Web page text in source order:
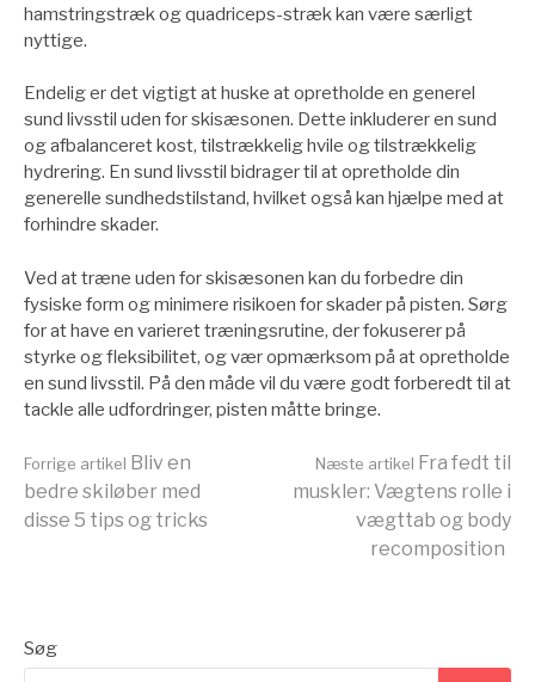
hamstringstræk og quadriceps-stræk kan være særligt
nyttige.
Endelig er det vigtigt at huske at opretholde en generel
sund livsstil uden for skisæsonen. Dette inkluderer en sund
og afbalanceret kost, tilstrækkelig hvile og tilstrækkelig
hydrering. En sund livsstil bidrager til at opretholde din
generelle sundhedstilstand, hvilket også kan hjælpe med at
forhindre skader.
Ved at træne uden for skisæsonen kan du forbedre din
fysiske form og minimere risikoen for skader på pisten. Sørg
for at have en varieret træningsrutine, der fokuserer på
styrke og fleksibilitet, og vær opmærksom på at opretholde
en sund livsstil. På den måde vil du være godt forberedt til at
tackle alle udfordringer, pisten måtte bringe.
Læs
Forrige artikel Bliv en
bedre skiløber med
disse 5 tips og tricks
Næste artikel Fra fedt til
muskler: Vægtens rolle i
vægttab og body
recomposition
Søg